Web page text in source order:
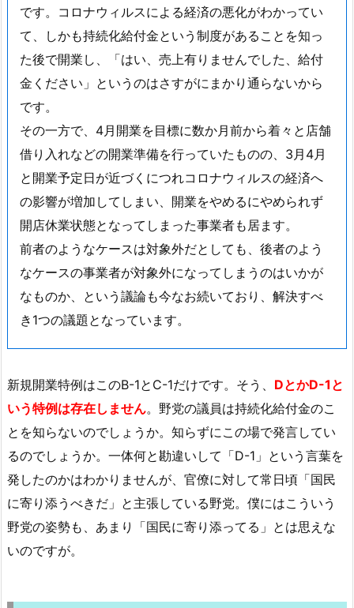
です。コロナウィルスによる経済の悪化がわかってい
て、しかも持続化給付金という制度があることを知っ
た後で開業し、「はい、売上有りませんでした、給付
金ください」というのはさすがにまかり通らないから
です。
その一方で、4月開業を目標に数か月前から着々と店舗
借り入れなどの開業準備を行っていたものの、3月4月
と開業予定日が近づくにつれコロナウィルスの経済へ
の影響が増加してしまい、開業をやめるにやめられず
開店休業状態となってしまった事業者も居ます。
前者のようなケースは対象外だとしても、後者のよう
なケースの事業者が対象外になってしまうのはいかが
なものか、という議論も今なお続いており、解決すべ
き1つの議題となっています。
新規開業特例はこのB-1とC-1だけです。そう、 DとかD-1と
いう特例は存在しません。野党の議員は持続化給付金のこ
とを知らないのでしょうか。知らずにこの場で発言してい
るのでしょうか。一体何と勘違いして「D-1」という言葉を
発したのかはわかりませんが、官僚に対して常日頃「国民
に寄り添うべきだ」と主張している野党。僕にはこういう
野党の姿勢も、あまり「国民に寄り添ってる」とは思えな
いのですが。